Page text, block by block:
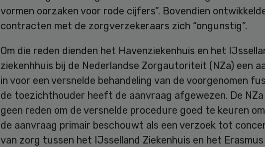
vormen oorzaken voor rode cijfers”. Bovendien
contracten met de zorgverzekeraars zich “ongunstig”.
Om die reden dienden het Havenziekenhuis en het
ziekenhhuis bij de Nederlandse Zorgautoriteit (NZa) een
in voor een versnelde behandeling van de voorgenomen
de toezichthouder heeft de aanvraag afgewezen. De NZa
geen reden om de versnelde procedure goed te keuren
de aanvraag primair beschouwt als een verzoek tot
van zorg tussen het IJsselland Ziekenhuis en het Erasmus